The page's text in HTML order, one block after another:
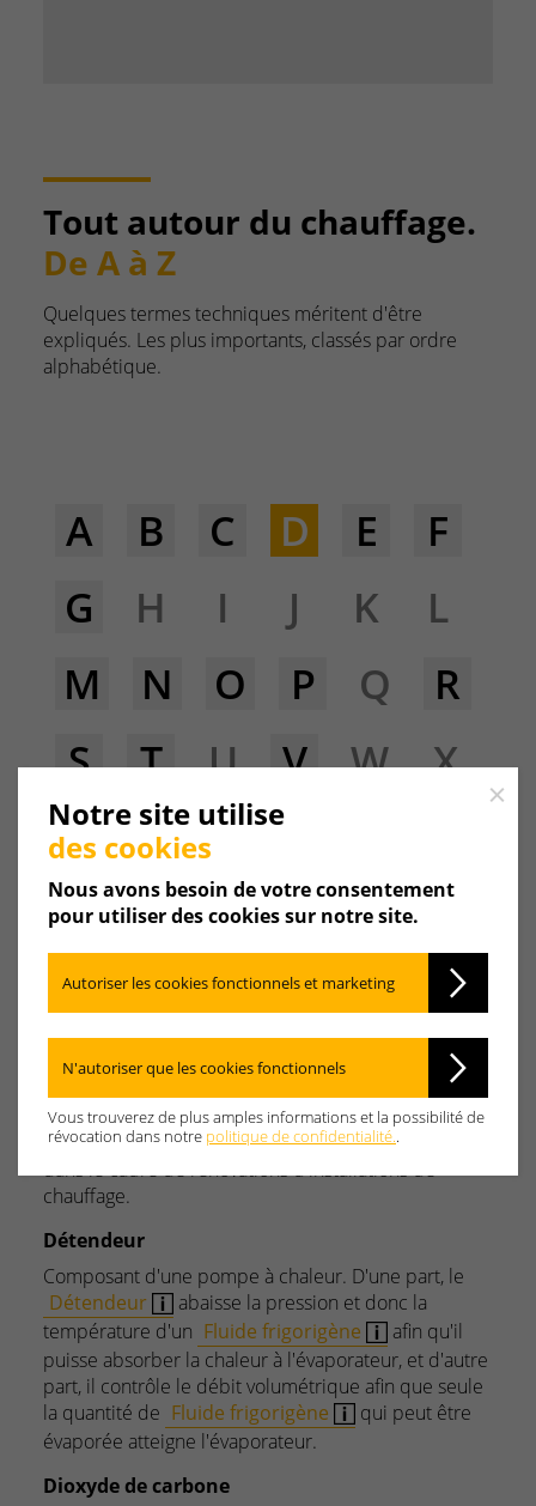
Tout autour du chauffage.
De A à Z
Quelques termes techniques méritent d'être
expliqués. Les plus importants, classés par ordre
alphabétique.
A B C D E
F
G
H I J K
L
M
N O P Q
R
S
T U V W
X
Y
Z
Les impuretés, la magnétite et le calcaire présents
dans l'eau de chauffage sont à l'origine de
l'embouage et de l'entartrage des radiateurs, des
planchers/plafonds chauffants, vannes,
C'est pourquoi, il est recommandé de mettre en
place un Désemboueur
, tout particulièrement
dans le cadre de rénovations d'installations de
chauffage.
Détendeur
Composant d'une pompe à chaleur. D'une part, le
Détendeur
abaisse la pression et donc la
température d'un Fluide frigorigène
afin qu'il
puisse absorber la chaleur à l'évaporateur, et d'autre
part, il contrôle le débit volumétrique afin que seule
la quantité de Fluide frigorigène
qui peut être
évaporée atteigne l'évaporateur.
Dioxyde de carbone
Close
Notre site utilise
des cookies
Nous avons besoin de votre consentement
pour utiliser des cookies sur notre site.
Autoriser les cookies fonctionnels et marketing
N'autoriser que les cookies fonctionnels
Vous trouverez de plus amples informations et la possibilité de
révocation dans notre politique de confidentialité..